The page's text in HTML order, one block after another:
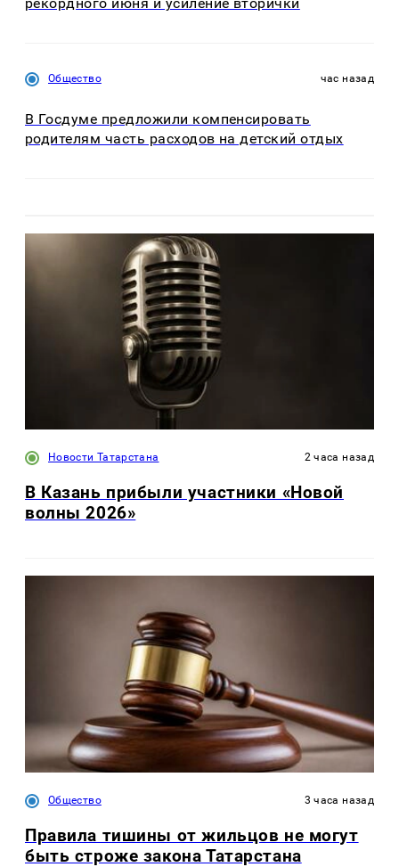
Общество час назад
В Госдуме предложили компенсировать
родителям часть расходов на детский отдых
Новости Татарстана 2 часа назад
В Казань прибыли участники «Новой
волны 2026»
Общество 3 часа назад
Правила тишины от жильцов не могут
быть строже закона Татарстана